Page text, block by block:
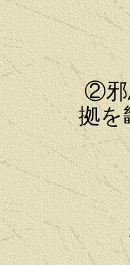
②邪
拠を